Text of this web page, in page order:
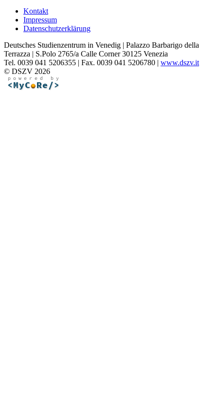
Kontakt
Impressum
Datenschutzerklärung
Deutsches Studienzentrum in Venedig | Palazzo Barbarigo della
Terrazza | S.Polo 2765/a Calle Corner 30125 Venezia
Tel. 0039 041 5206355 | Fax. 0039 041 5206780 | www.dszv.it
© DSZV 2026